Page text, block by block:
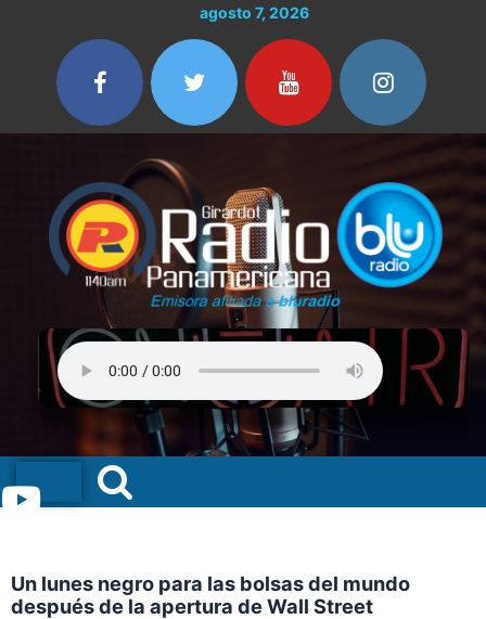
contenido
agosto 7, 2026
Menu
Un lunes negro para las bolsas del mundo
después de la apertura de Wall Street